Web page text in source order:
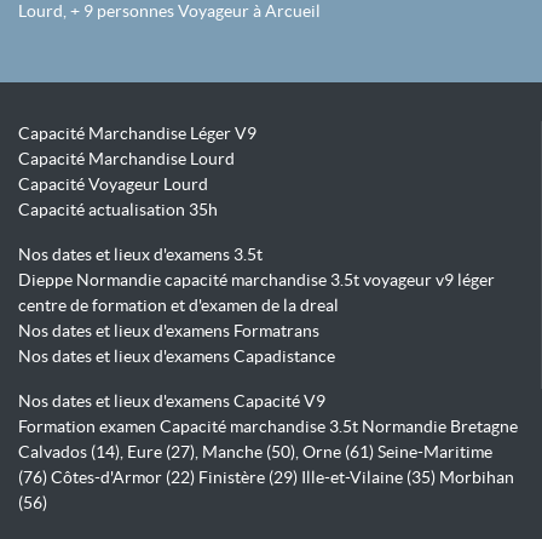
Lourd, + 9 personnes Voyageur à Arcueil
Capacité Marchandise Léger V9
Capacité Marchandise Lourd
Capacité Voyageur Lourd
Capacité actualisation 35h
Nos dates et lieux d'examens 3.5t
Dieppe Normandie capacité marchandise 3.5t voyageur v9 léger
centre de formation et d'examen de la dreal
Nos dates et lieux d'examens Formatrans
Nos dates et lieux d'examens Capadistance
Nos dates et lieux d'examens Capacité V9
Formation examen Capacité marchandise 3.5t Normandie Bretagne
Calvados (14), Eure (27), Manche (50), Orne (61) Seine-Maritime
(76) Côtes-d'Armor (22) Finistère (29) Ille-et-Vilaine (35) Morbihan
(56)